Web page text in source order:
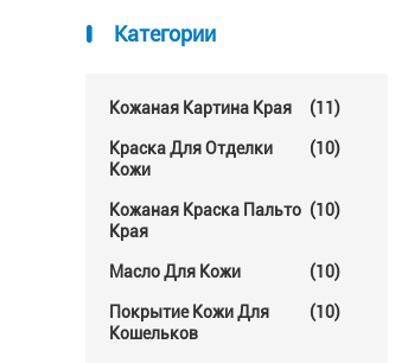
Категории
Кожаная Картина Края (11)
Краска Для Отделки
Кожи
(10)
Кожаная Краска Пальто
Края
(10)
Масло Для Кожи (10)
Покрытие Кожи Для
Кошельков
(10)